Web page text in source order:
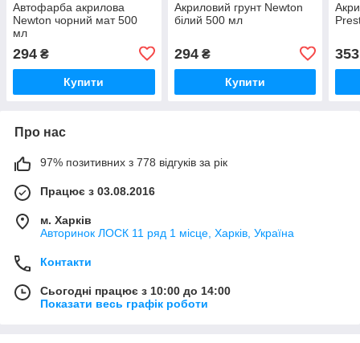
Автофарба акрилова
Newton чорний мат 500
мл
294 ₴
Купити
Акриловий грунт Newton
білий 500 мл
294₴
Купити
353
Про нас
97% позитивних з 778 відгуків за рік
Працює з 03.08.2016
м. Харків
Авторинок ЛОСК 11 ряд 1 місце, Харків, Україна
Контакти
Сьогодні працює з 10:00 до 14:00
Показати весь графік роботи